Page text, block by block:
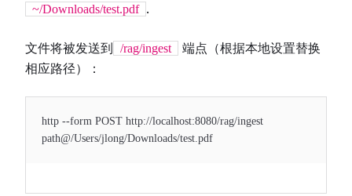
~/Downloads/test.pdf .
文件将被发送到 /rag/ingest
端点（根据本地设置替换
相应路径）：
http --form POST http://localhost:8080/rag/ingest
path@/Users/jlong/Downloads/test.pdf